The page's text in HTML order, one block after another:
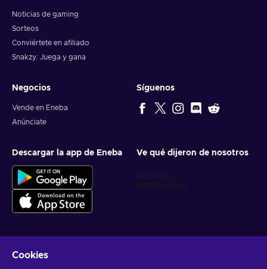
Noticias de gaming
Sorteos
Conviértete en afiliado
Snakzy: Juega y gana
Negocios
Vende en Eneba
Anúnciate
Síguenos
Descargar la app de Eneba Ve qué dijeron de nosotros
Obtén ofertas personalizadas de videojuegos
Cookies